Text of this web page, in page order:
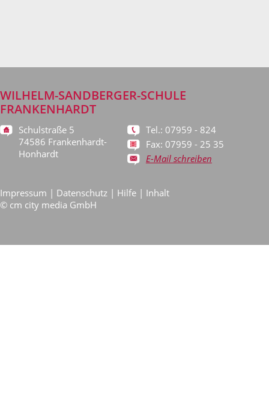
WILHELM-SANDBERGER-SCHULE
FRANKENHARDT
Schulstraße 5
74586 Frankenhardt-
Honhardt
Tel.: 07959 - 824
Fax: 07959 - 25 35
E-Mail schreiben
Impressum | Datenschutz | Hilfe | Inhalt
© cm city media GmbH